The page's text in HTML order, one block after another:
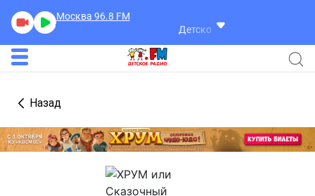
Москва 96.8 FM
Детское Радио
Назад